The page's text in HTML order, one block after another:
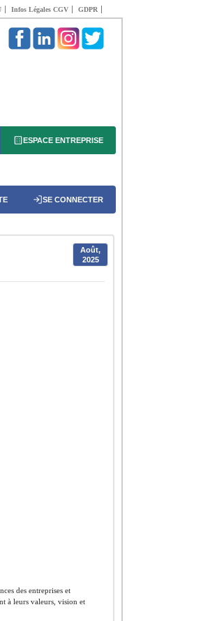
Infos Légales CGV GDPR
ESPACE ENTREPRISE
SE CONNECTER
Août,
2025
des entreprises et
à leurs valeurs, vision et